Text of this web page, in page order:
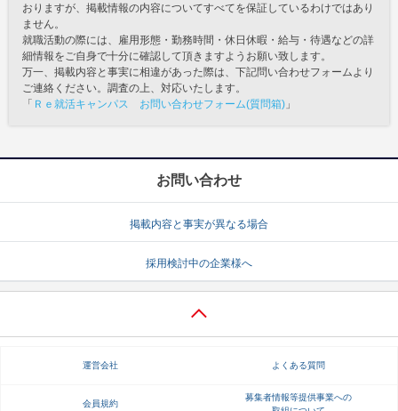
おりますが、掲載情報の内容についてすべてを保証しているわけではあり
ません。
就職活動の際には、雇用形態・勤務時間・休日休暇・給与・待遇などの詳
細情報をご自身で十分に確認して頂きますようお願い致します。
万一、掲載内容と事実に相違があった際は、下記問い合わせフォームより
ご連絡ください。調査の上、対応いたします。
「 Ｒｅ就活キャンパス お問い合わせフォーム(質問箱) 」
お問い合わせ
掲載内容と事実が異なる場合
採用検討中の企業様へ
運営会社 よくある質問
会員規約
募集者情報等提供事業への